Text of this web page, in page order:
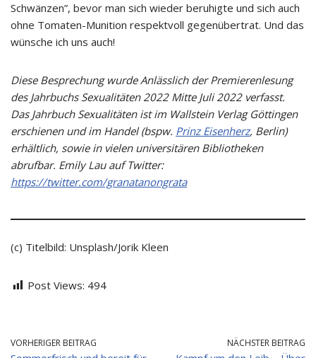
Schwänzen”, bevor man sich wieder beruhigte und sich auch
ohne Tomaten-Munition respektvoll gegenübertrat. Und das
wünsche ich uns auch!
Diese Besprechung wurde Anlässlich der Premierenlesung
des Jahrbuchs Sexualitäten 2022 Mitte Juli 2022 verfasst.
Das Jahrbuch Sexualitäten ist im Wallstein Verlag Göttingen
erschienen und im Handel (bspw. Prinz Eisenherz, Berlin)
erhältlich, sowie in vielen universitären Bibliotheken
abrufbar. Emily Lau auf Twitter:
https://twitter.com/granatanongrata
(c) Titelbild: Unsplash/Jorik Kleen
Post Views: 494
VORHERIGER BEITRAG NÄCHSTER BEITRAG